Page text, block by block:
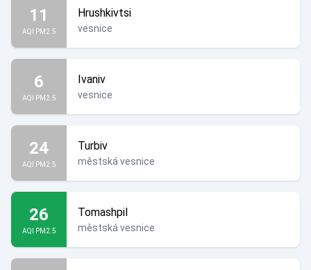
11
AQI PM2.5
Hrushkivtsi
vesnice
6
AQI PM2.5
Ivaniv
vesnice
24
AQI PM2.5
Turbiv
městská vesnice
26
AQI PM2.5
Tomashpil
městská vesnice